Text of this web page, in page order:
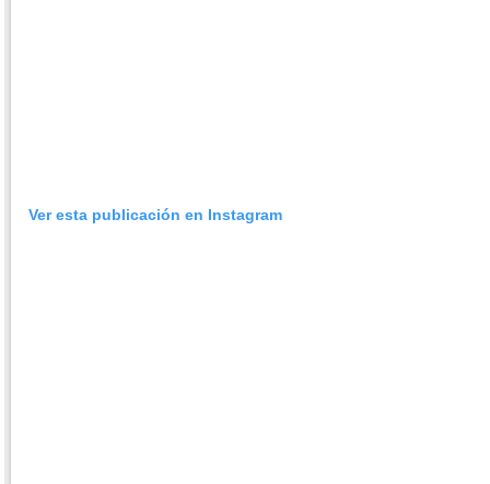
Ver esta publicación en Instagram